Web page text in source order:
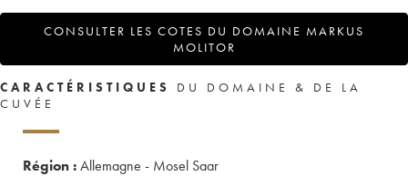
CONSULTER LES COTES DU DOMAINE MARKUS
MOLITOR
CARACTÉRISTIQUES
DU DOMAINE & DE LA
CUVÉE
Région :Allemagne - Mosel Saar